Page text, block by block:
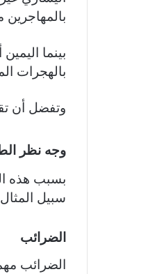
بالمهاجرين
بينما
بالهجرات
وتفضل أن
وجه نظر
بسبب هذه
سبيل
الضرائب
الضرائب